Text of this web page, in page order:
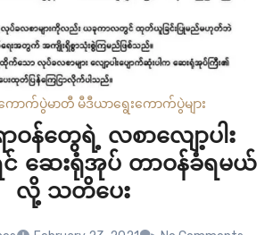
ကောက်ပွဲမာတီ မီဒီယာရွေးကောက်ပွဲများ
ဝန်တွေရဲ့ လစာလျော့ပါး
င် ဆေးရုံအုပ် တာဝန်ခံရမယ်
လို့ သတိပေး